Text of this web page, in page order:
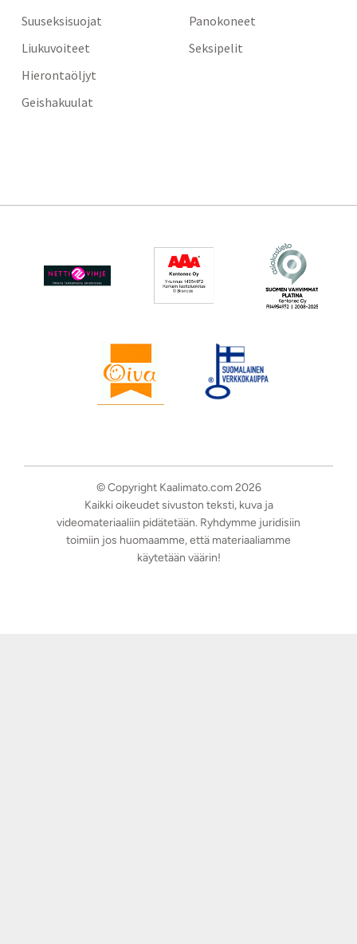
Suuseksisuojat
Liukuvoiteet
Hierontaöljyt
Geishakuulat
Panokoneet
Seksipelit
© Copyright Kaalimato.com 2026
Kaikki oikeudet sivuston teksti, kuva ja
videomateriaaliin pidätetään. Ryhdymme juridisiin
toimiin jos huomaamme, että materiaaliamme
käytetään väärin!